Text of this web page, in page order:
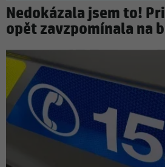
Nedokázala jsem to!
opět zavzpomínala na